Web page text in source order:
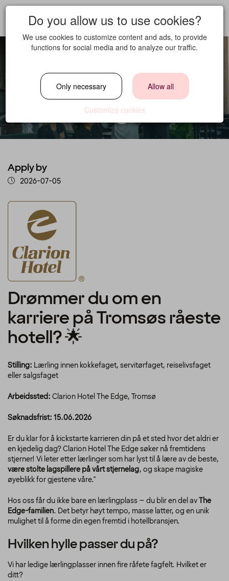
Lærling ved
Clarion Hotel The
Edge
Apply by
2026-07-05
Drømmer du om en
karriere på Tromsøs råeste
hotell? 🌟
Stilling: Lærling innen kokkefaget, servitørfaget, reiselivsfaget
eller salgsfaget
Arbeidssted: Clarion Hotel The Edge, Tromsø
Søknadsfrist: 15.06.2026
Er du klar for å kickstarte karrieren din på et sted hvor det aldri er
en kjedelig dag? Clarion Hotel The Edge søker nå fremtidens
stjerner! Vi leter etter lærlinger som har lyst til å lære av de beste,
være stolte lagspillere på vårt stjernelag, og skape magiske
øyeblikk for gjestene våre."
Hos oss får du ikke bare en lærlingplass – du blir en del avThe
Edge-familien. Det betyr høyt tempo, masse latter, og en unik
mulighet til å forme din egen fremtid i hotellbransjen.
Hvilken hylle passer du på?
Vi har ledige lærlingplasser innen fire råfete fagfelt. Hvilket er
ditt?
Do you allow us to use cookies?
We use cookies to customize content and ads, to provide
functions for social media and to analyze our traffic.
Only necessary Allow all
Customize cookies